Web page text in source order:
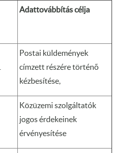
Adattovábbítás célja
Postai küldemények
címzett részére történő
kézbesítése,
Közüzemi szolgáltatók
jogos érdekeinek
érvényesítése